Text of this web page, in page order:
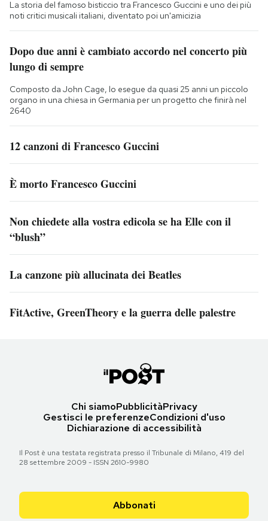
La storia del famoso bisticcio tra Francesco Guccini e uno dei più
noti critici musicali italiani, diventato poi un'amicizia
Dopo due anni è cambiato accordo nel concerto più
lungo di sempre
Composto da John Cage, lo esegue da quasi 25 anni un piccolo
organo in una chiesa in Germania per un progetto che finirà nel
2640
12 canzoni di Francesco Guccini
È morto Francesco Guccini
Non chiedete alla vostra edicola se ha Elle con il
“blush”
La canzone più allucinata dei Beatles
FitActive, GreenTheory e la guerra delle palestre
Chi siamoPubblicitàPrivacy
Gestisci le preferenzeCondizioni d'uso
Dichiarazione di accessibilità
Il Post è una testata registrata presso il Tribunale di Milano, 419 del
28 settembre 2009 - ISSN 2610-9980
Abbonati